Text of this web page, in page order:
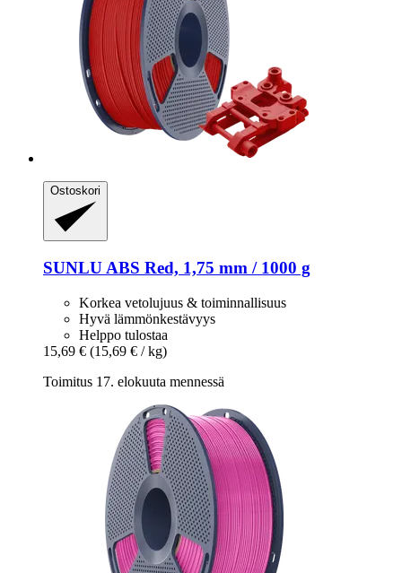
Ostoskori
SUNLU ABS Red, 1,75 mm / 1000 g
Korkea vetolujuus & toiminnallisuus
Hyvä lämmönkestävyys
Helppo tulostaa
15,69 € (15,69 € / kg)
Toimitus 17. elokuuta mennessä